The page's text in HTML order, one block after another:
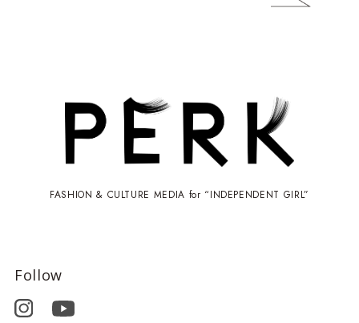
FASHION & CULTURE MEDIA for “INDEPENDENT GIRL”
Follow